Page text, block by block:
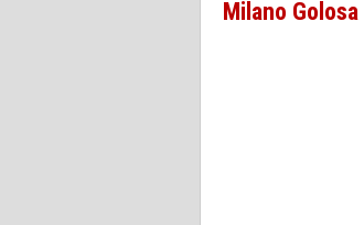
Milano